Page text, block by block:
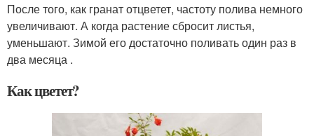
После того, как гранат отцветет, частоту полива немного
увеличивают. А когда растение сбросит листья,
уменьшают. Зимой его достаточно поливать один раз в
два месяца .
Как цветет?